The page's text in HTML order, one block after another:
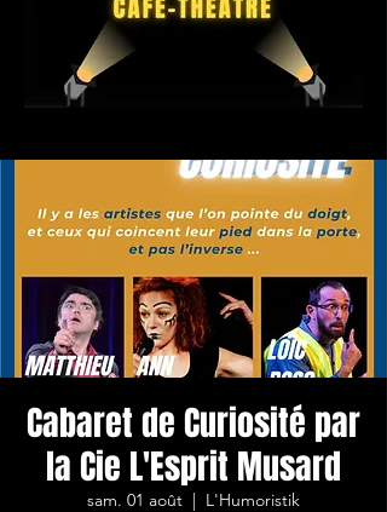
Cabaret de Curiosité par
la Cie L'Esprit Musard
sam. 01 août
  |
L'Humoristik